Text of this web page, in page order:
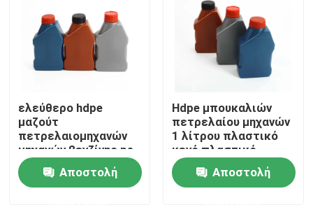
Πλαστικό μπουκάλι σάλτσας συμπιέσεων
Φυτοφάρμακα που συσκευάζουν τα μπουκάλια
Βάζο μπισκότων καραμελών
ελεύθερο hdpe
μαζούτ
πετρελαιομηχανών
μηχανών βενζίνης pe
1l δειγμάτων κενό
μπουκάλι λιπαντικών
Αποστολή
Hdpe μπουκαλιών
πετρελαίου μηχανών
1 λίτρου πλαστικό
κενό πλαστικό
μπουκάλι βενζίνης
πετρελαίου
λιπαντικών
Αποστολή